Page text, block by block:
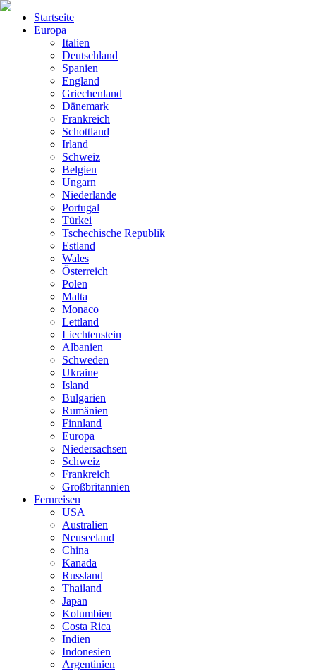
Startseite
Europa
Italien
Deutschland
Spanien
England
Griechenland
Dänemark
Frankreich
Schottland
Irland
Schweiz
Belgien
Ungarn
Niederlande
Portugal
Türkei
Tschechische Republik
Estland
Wales
Österreich
Polen
Malta
Monaco
Lettland
Liechtenstein
Albanien
Schweden
Ukraine
Island
Bulgarien
Rumänien
Finnland
Europa
Niedersachsen
Schweiz
Frankreich
Großbritannien
Fernreisen
USA
Australien
Neuseeland
China
Kanada
Russland
Thailand
Japan
Kolumbien
Costa Rica
Indien
Indonesien
Argentinien